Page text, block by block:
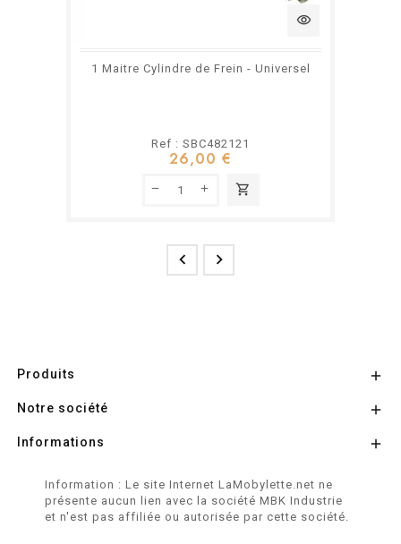
visibility
1 Maitre Cylindre de Frein - Universel
Ref : SBC482121
26,00 €
shopping_cart
 
Produits 
Notre société 
Informations 
Information : Le site Internet LaMobylette.net ne
présente aucun lien avec la société MBK Industrie
et n'est pas affiliée ou autorisée par cette société.